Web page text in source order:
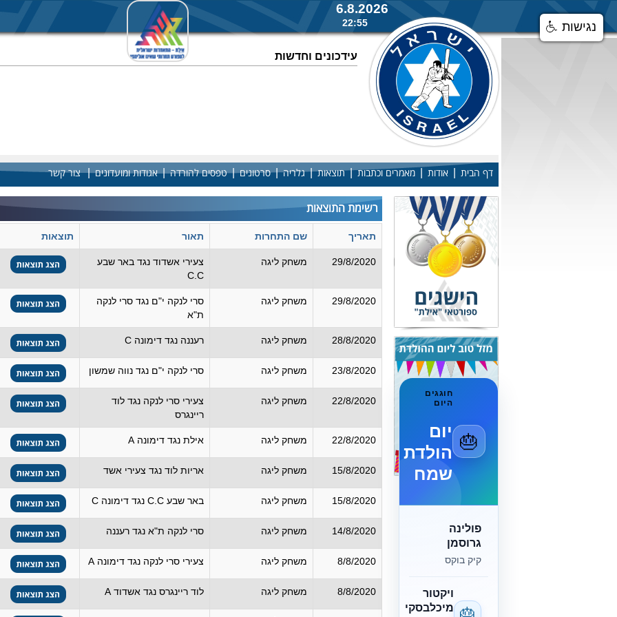
6.8.2026
22:55
עידכונים וחדשות
דף הבית אודות מאמרים וכתבות|תוצאות|גלריה|סרטונים|טפסים להורדה|אגודות ומועדונים| צור קשר
🎂
חוגגים
היום
יום
הולדת
שמח
פולינה
גרוסמן
קיק בוקס
ויקטור
מיכלבסקי
רשימת התוצאות
תאריך שם התחרות תאור תוצאות
29/8/2020 משחק ליגה
צעירי אשדוד נגד באר שבע
C.C
29/8/2020 משחק ליגה
סרי לנקה י"ם נגד סרי לנקה
ת"א
28/8/2020 משחק ליגה רעננה נגד דימונה C
23/8/2020 משחק ליגה סרי לנקה י"ם נגד נווה שמשון
22/8/2020 משחק ליגה
צעירי סרי לנקה נגד לוד
ריינגרס
22/8/2020 משחק ליגה אילת נגד דימונה A
15/8/2020 משחק ליגה אריות לוד נגד צעירי אשד
15/8/2020 משחק ליגה באר שבע C.C נגד דימונה C
14/8/2020 משחק ליגה סרי לנקה ת"א נגד רעננה
8/8/2020 משחק ליגה צעירי סרי לנקה נגד דימונה A
8/8/2020 משחק ליגה לוד ריינגרס נגד אשדוד A
נגישות